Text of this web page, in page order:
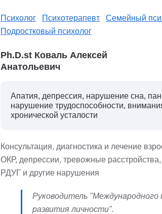
Психолог Психотерапевт Семейный
Подростковый психолог
Ph.D.st Коваль Алексей
Анатольевич
Апатия, депрессия, нарушение сна,
нарушение трудоспособности,
хронической усталости
Консультация, диагностика и лечение
ОКР, депрессии, тревожные
РДУГ и другие нарушения
Руководитель "Международного
развития личности".